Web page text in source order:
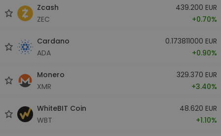
Zcash
ZEC
439.200 EUR
+0.70%
Cardano
ADA
0.173811000 EUR
+0.90%
Monero
XMR
329.370 EUR
+3.40%
WhiteBIT Coin
WBT
48.620 EUR
+1.10%